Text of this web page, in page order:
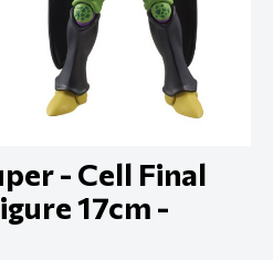
- Cell Final
17cm -